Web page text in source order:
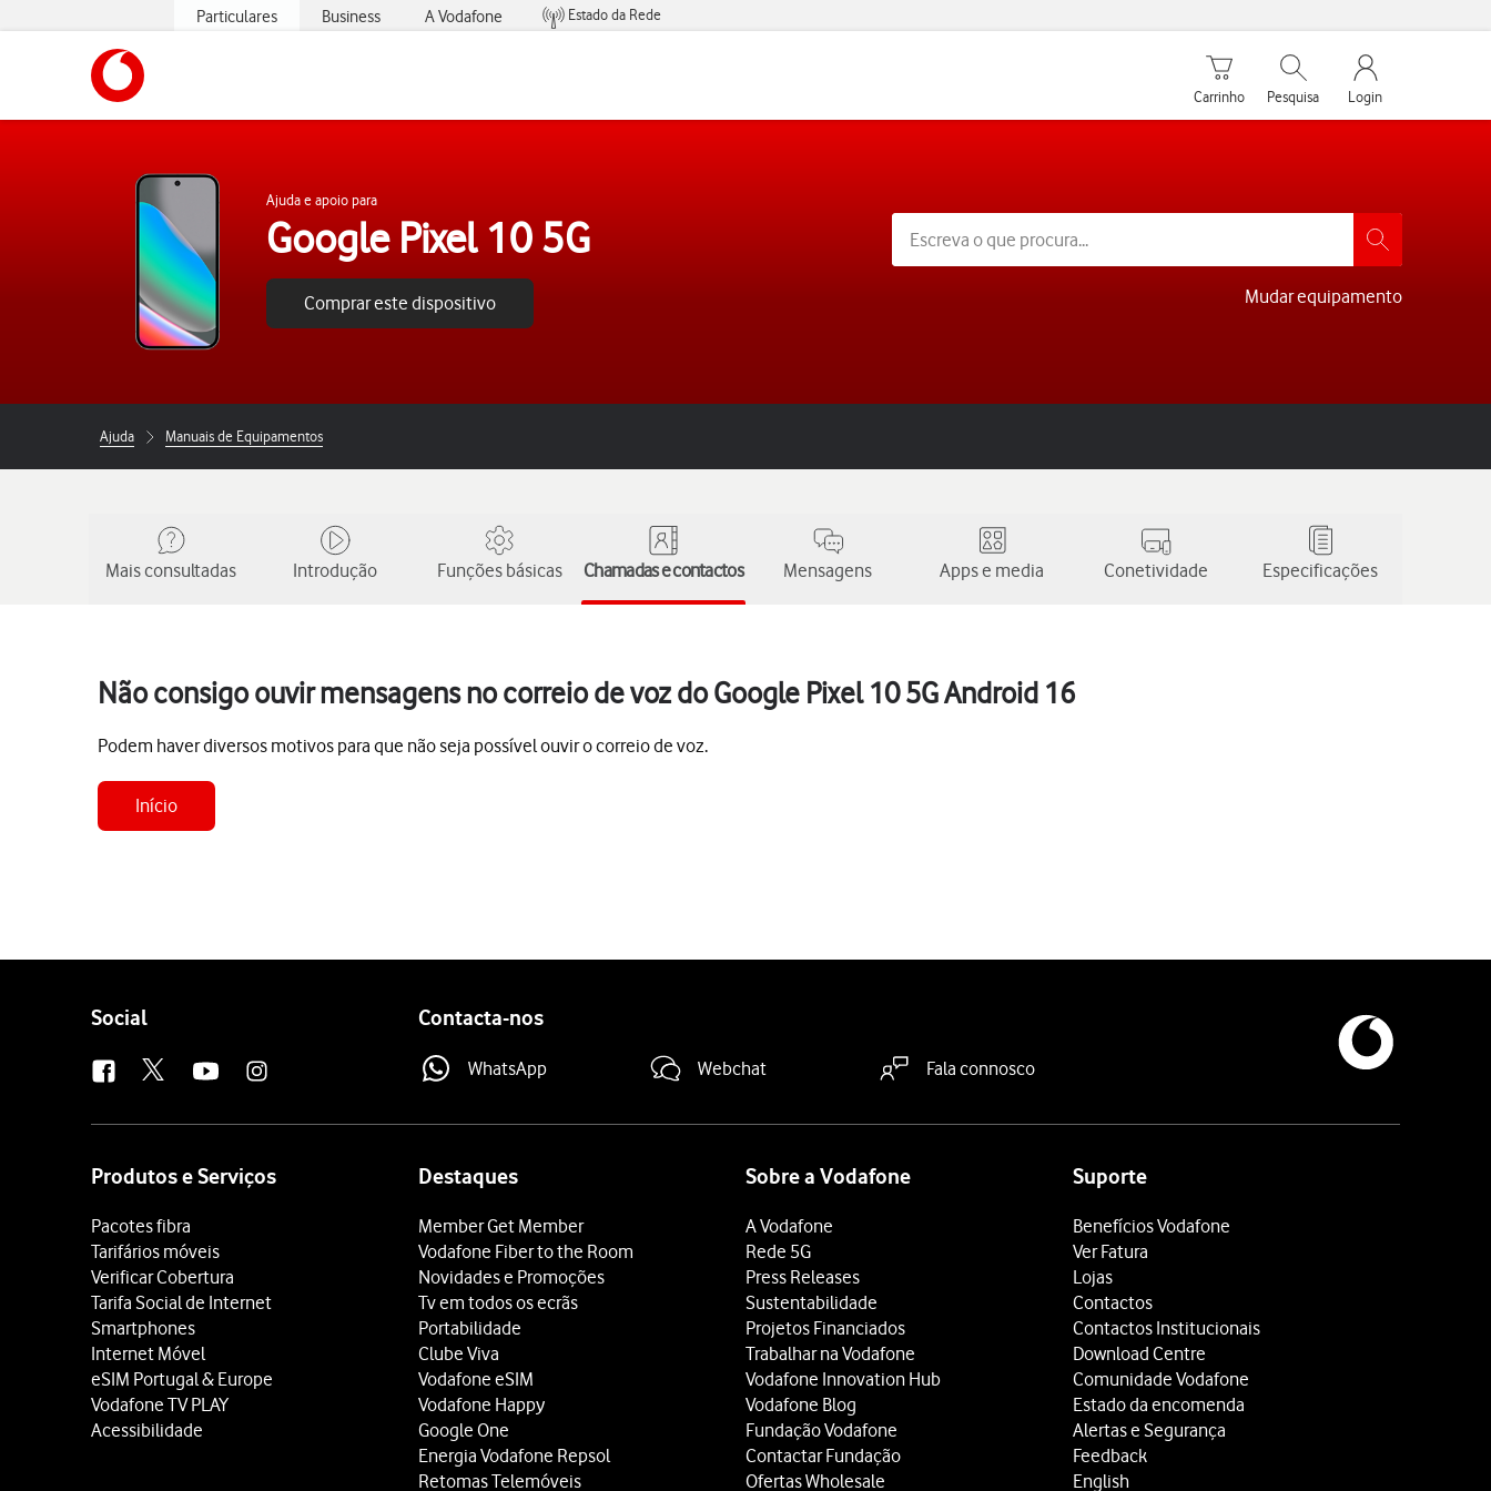
Particulares Business A Vodafone
Estado da Rede
Carrinho de compras
Carrinho
Pesquisar
Pesquisa
My Vodafone
Login
Ajuda e apoio para
Google Pixel 10 5G
Comprar este dispositivo Mudar equipamento
Ajuda Manuais de Equipamentos
Mais consultadas Introdução Funções básicas Chamadas e contactos Mensagens Apps e media Conetividade Especificações
Não consigo ouvir mensagens no correio de voz do Google Pixel 10 5G Android 16
Podem haver diversos motivos para que não seja possível ouvir o correio de voz.
Início
Follow
Social Contacta-nos
WhatsApp Webchat Fala connosco
Produtos e Serviços
Pacotes fibra
Tarifários móveis
Verificar Cobertura
Tarifa Social de Internet
Smartphones
Internet Móvel
eSIM Portugal & Europe
Vodafone TV PLAY
Acessibilidade
Destaques
Member Get Member
Vodafone Fiber to the Room
Novidades e Promoções
Tv em todos os ecrãs
Portabilidade
Clube Viva
Vodafone eSIM
Vodafone Happy
Google One
Energia Vodafone Repsol
Retomas Telemóveis
Sobre a Vodafone
A Vodafone
Rede 5G
Press Releases
Sustentabilidade
Projetos Financiados
Trabalhar na Vodafone
Vodafone Innovation Hub
Vodafone Blog
Fundação Vodafone
Contactar Fundação
Ofertas Wholesale
Suporte
Benefícios Vodafone
Ver Fatura
Lojas
Contactos
Contactos Institucionais
Download Centre
Comunidade Vodafone
Estado da encomenda
Alertas e Segurança
Feedback
English